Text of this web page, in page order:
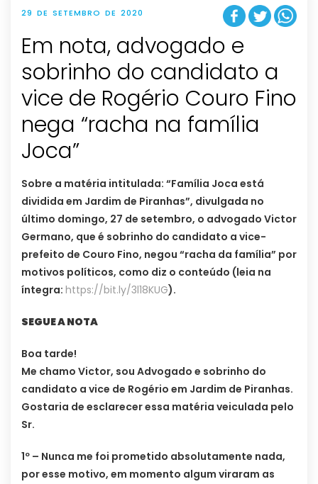
29 DE SETEMBRO DE 2020
Em nota, advogado e
sobrinho do candidato a
vice de Rogério Couro Fino
nega “racha na família
Joca”
Sobre a matéria intitulada: “Família Joca está
dividida em Jardim de Piranhas”, divulgada no
último domingo, 27 de setembro, o advogado Victor
Germano, que é sobrinho do candidato a vice-
prefeito de Couro Fino, negou “racha da família” por
motivos políticos, como diz o conteúdo (leia na
íntegra: https://bit.ly/3l18KUG).
SEGUE A NOTA
Boa tarde!
Me chamo Victor, sou Advogado e sobrinho do
candidato a vice de Rogério em Jardim de Piranhas.
Gostaria de esclarecer essa matéria veiculada pelo
Sr.
1º – Nunca me foi prometido absolutamente nada,
por esse motivo, em momento algum viraram as